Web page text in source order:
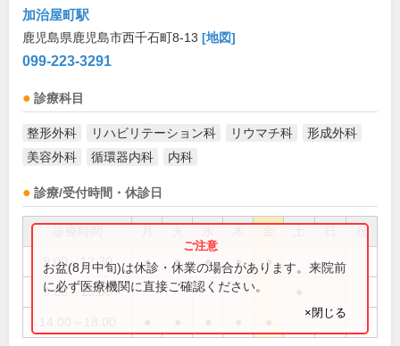
加治屋町駅
鹿児島県鹿児島市西千石町8-13 [地図]
099-223-3291
診療科目
整形外科 リハビリテーション科 リウマチ科
形成外科
美容外科
循環器内科 内科
診療/受付時間・休診日
祝
9:00～12:30 ● ● ● ● ●
9:00～13:00
お盆(8月中旬)は休診・休業の場合があります。来院前
に必ず医療機関に直接ご確認ください。
×閉じる